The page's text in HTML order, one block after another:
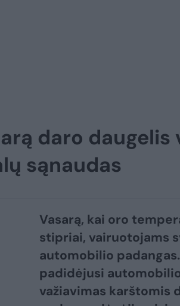
daro
sąnaudas
Vasarą, kai oro
stipriai, vairuotojams
automobilio
padidėjusi
važiavimas karštomis